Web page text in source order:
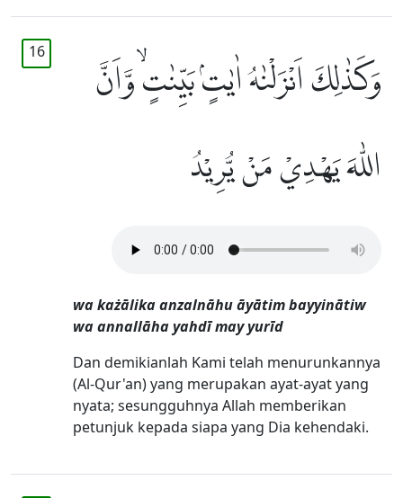
16
وَكَذٰلِكَ اَنْزَلْنٰهُ اٰيٰتٍۢ بَيِّنٰتٍۙ وَّاَنَّ
اللّٰهَ يَهْدِيْ مَنْ يُّرِيْدُ
wa każālika anzalnāhu āyātim bayyinātiw
wa annallāha yahdī may yurīd
Dan demikianlah Kami telah menurunkannya
(Al-Qur'an) yang merupakan ayat-ayat yang
nyata; sesungguhnya Allah memberikan
petunjuk kepada siapa yang Dia kehendaki.